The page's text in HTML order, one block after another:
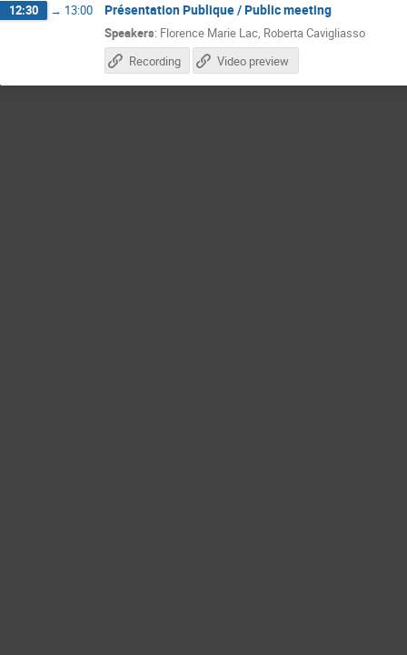
12:30 → 13:00 Présentation Publique / Public meeting
Speakers: Florence Marie Lac, Roberta Cavigliasso
Recording
Video preview